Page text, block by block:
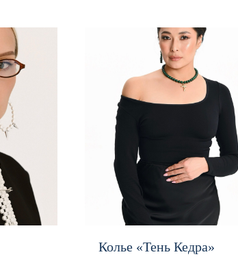
Колье «Тень Кедра»